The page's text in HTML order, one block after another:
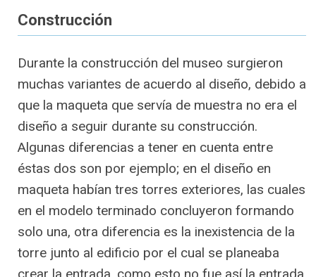
Construcción
Durante la construcción del museo surgieron
muchas variantes de acuerdo al diseño, debido a
que la maqueta que servía de muestra no era el
diseño a seguir durante su construcción.
Algunas diferencias a tener en cuenta entre
éstas dos son por ejemplo; en el diseño en
maqueta habían tres torres exteriores, las cuales
en el modelo terminado concluyeron formando
solo una, otra diferencia es la inexistencia de la
torre junto al edificio por el cual se planeaba